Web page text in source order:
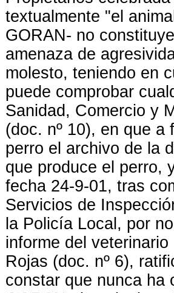
textualmente "el
GORAN- no
amenaza de
molesto, teniendo en
puede comprobar
Sanidad, Comercio y
(doc. nº 10), en que a
perro el archivo de la
que produce el perro,
fecha 24-9-01, tras
Servicios de
la Policía Local, por
informe del
Rojas (doc. nº 6),
constar que nunca ha